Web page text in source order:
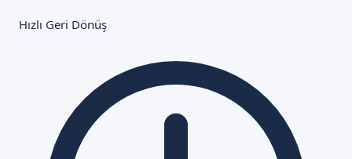
Hızlı Geri Dönüş